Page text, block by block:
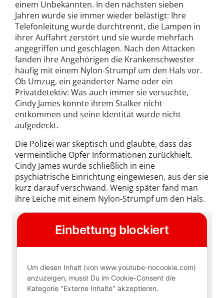
einem Unbekannten. In den nächsten sieben
Jahren wurde sie immer wieder belästigt: Ihre
Telefonleitung wurde durchtrennt, die Lampen in
ihrer Auffahrt zerstört und sie wurde mehrfach
angegriffen und geschlagen. Nach den Attacken
fanden ihre Angehörigen die Krankenschwester
häufig mit einem Nylon-Strumpf um den Hals vor.
Ob Umzug, ein geänderter Name oder ein
Privatdetektiv: Was auch immer sie versuchte,
Cindy James konnte ihrem Stalker nicht
entkommen und seine Identität wurde nicht
aufgedeckt.
Die Polizei war skeptisch und glaubte, dass das
vermeintliche Opfer Informationen zurückhielt.
Cindy James wurde schließlich in eine
psychiatrische Einrichtung eingewiesen, aus der sie
kurz darauf verschwand. Wenig später fand man
ihre Leiche mit einem Nylon-Strumpf um den Hals.